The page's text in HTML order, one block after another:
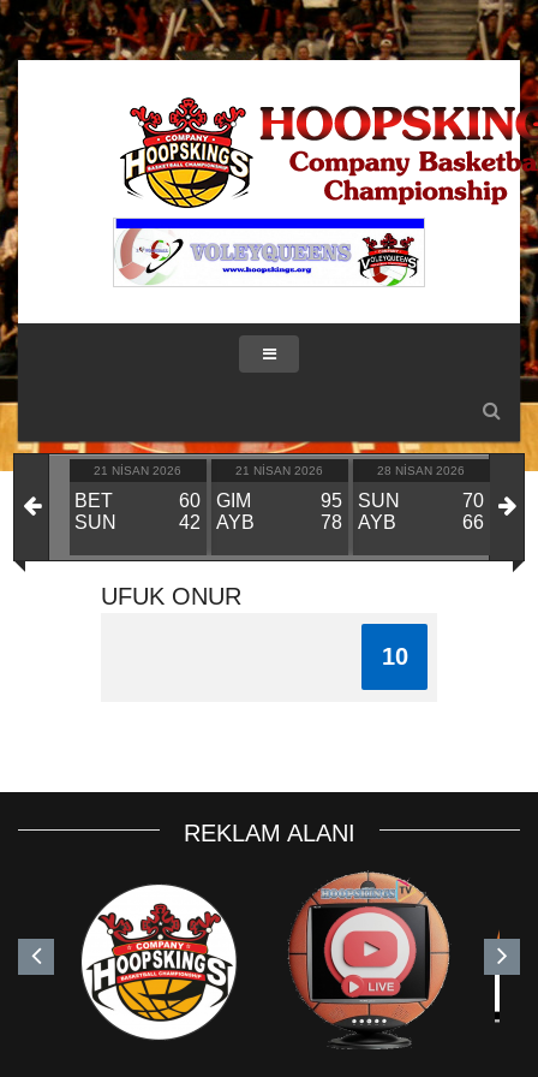
2026
KIN
21 NISAN 2026
BET
60
SUN
42
21 NISAN 2026
GIM
95
AYB
78
28 NISAN 2026
SUN
70
AYB
66
GIM
BET
UFUK ONUR
10
REKLAM ALANI